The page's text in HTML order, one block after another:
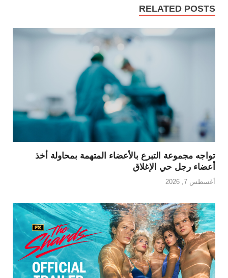
RELATED POSTS
تواجه مجموعة التبرع بالأعضاء المتهمة بمحاولة أخذ
أعضاء رجل حي الإغلاق
أغسطس 7, 2026